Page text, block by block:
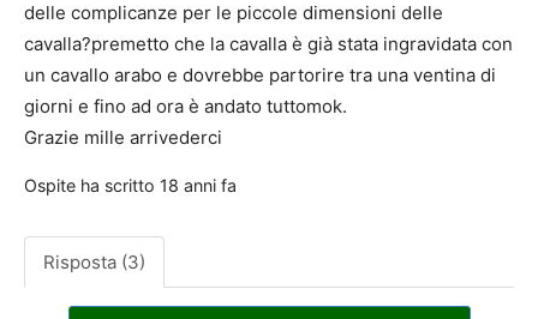
delle complicanze per le piccole dimensioni delle
cavalla?premetto che la cavalla è già stata ingravidata con
un cavallo arabo e dovrebbe partorire tra una ventina di
giorni e fino ad ora è andato tuttomok.
Grazie mille arrivederci
Ospite ha scritto 18 anni fa
Risposta (3)